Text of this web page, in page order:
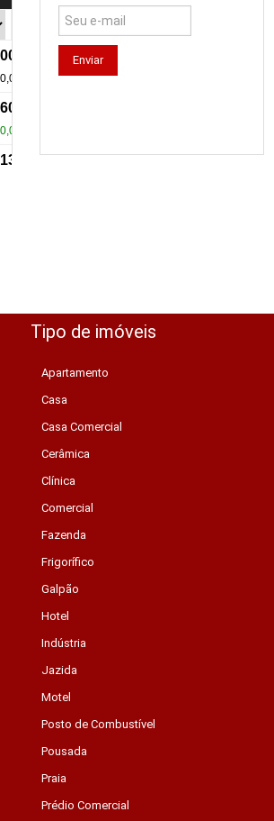
Tipo de imóveis
Apartamento
Casa
Casa Comercial
Cerâmica
Clínica
Comercial
Fazenda
Frigorífico
Galpão
Hotel
Indústria
Jazida
Motel
Posto de Combustível
Pousada
Praia
Prédio Comercial